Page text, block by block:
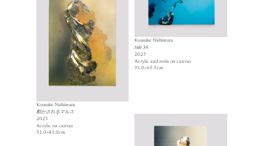
Kousuke Nishimura
動かされるマルス
2025
Acrylic on canvas
51.0×41.0cm
Kousuke Nishimura
tide 36
2025
Acrylic and resin on canvas
91.0×65.5cm